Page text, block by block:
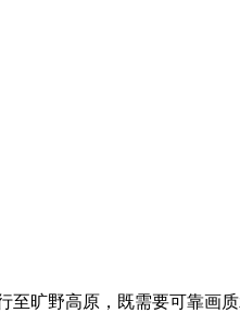
旷野高原，既需要可靠画